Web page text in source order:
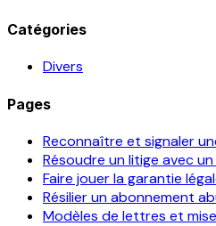
Catégories
Divers
Pages
Reconnaître et signaler
Résoudre un litige avec
Faire jouer la garantie
Résilier un abonnement
Modèles de lettres et